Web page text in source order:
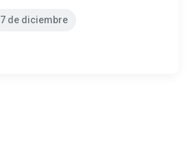
7 de diciembre